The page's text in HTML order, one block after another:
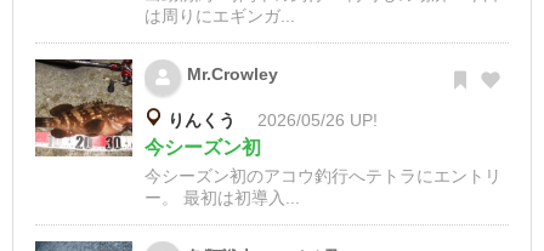
は周りにエギンガ...
Mr.Crowley
りんくう 2026/05/26 UP!
今シーズン初
今シーズン初のアコウ釣行へテトラにエントリ
ー。 最初は初導入...